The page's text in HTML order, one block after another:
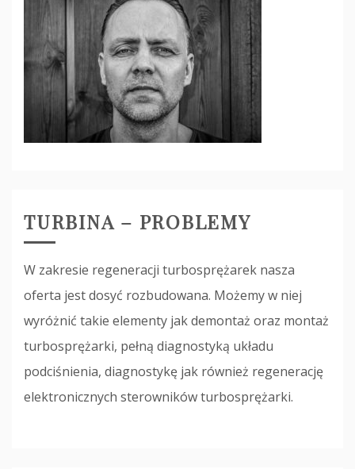
TURBINA – PROBLEMY
W zakresie regeneracji turbosprężarek nasza
oferta jest dosyć rozbudowana. Możemy w niej
wyróżnić takie elementy jak demontaż oraz montaż
turbosprężarki, pełną diagnostyką układu
podciśnienia, diagnostykę jak również regenerację
elektronicznych sterowników turbosprężarki.